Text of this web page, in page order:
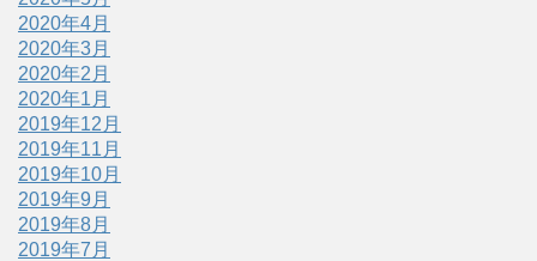
2020年4月
2020年3月
2020年2月
2020年1月
2019年12月
2019年11月
2019年10月
2019年9月
2019年8月
2019年7月